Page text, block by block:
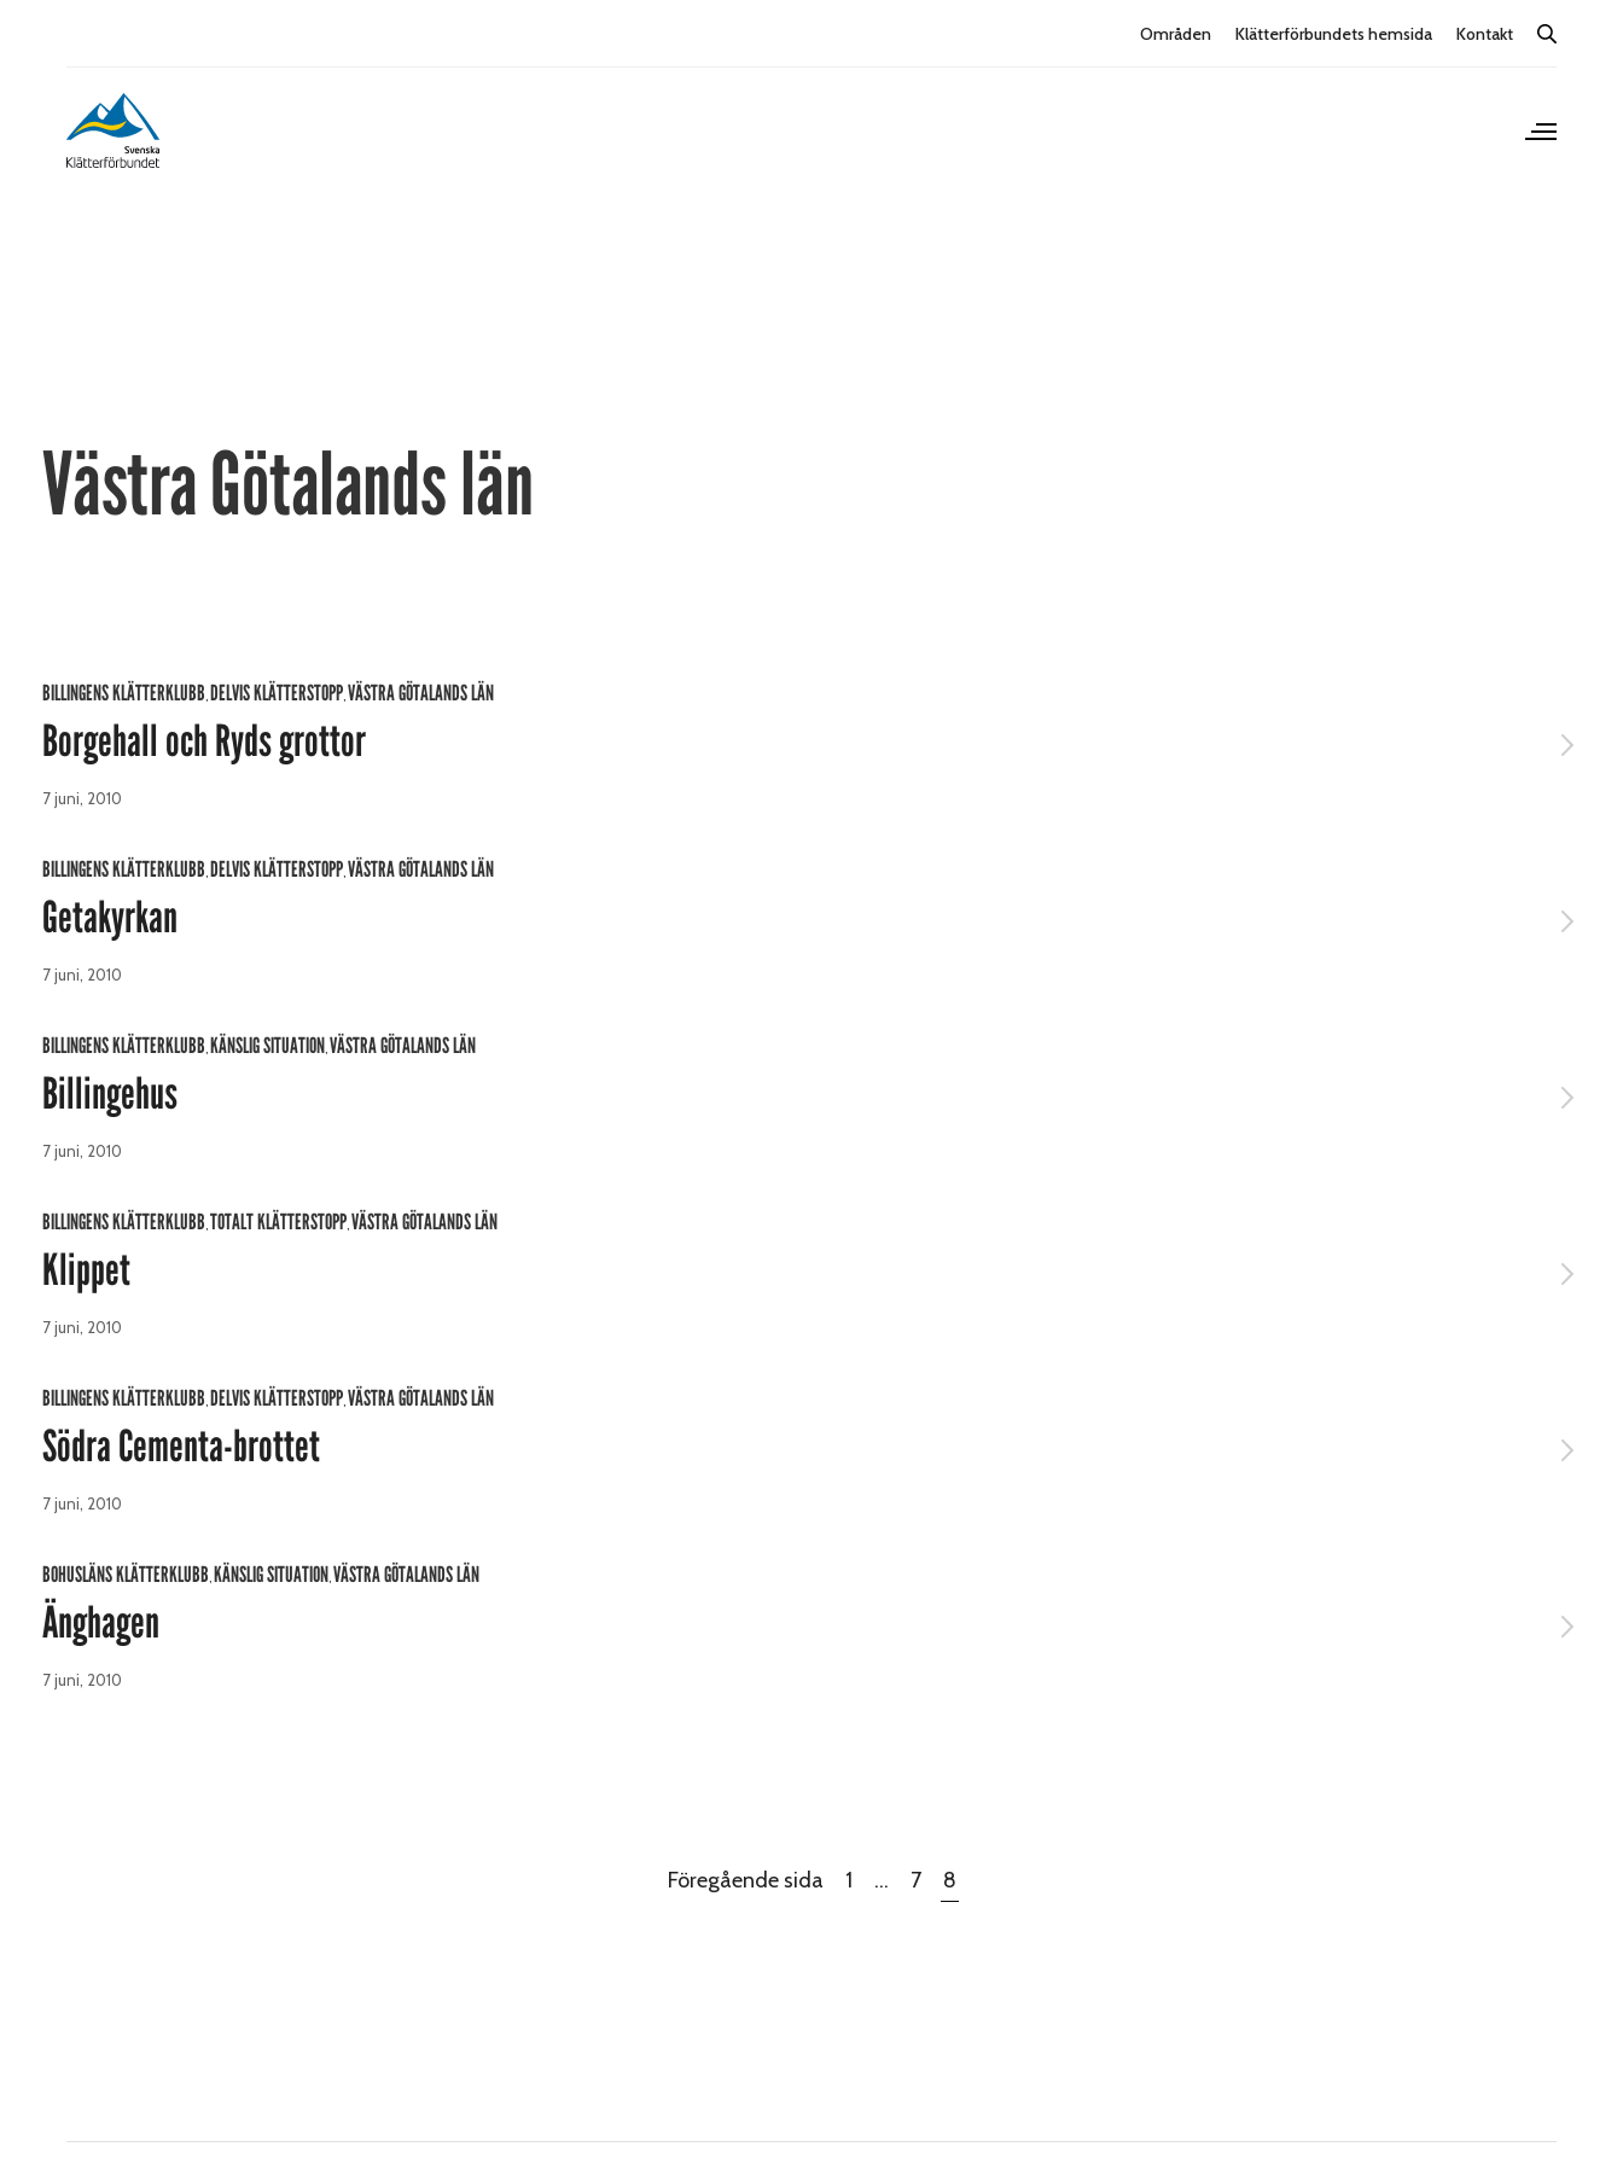
Områden Klätterförbundets hemsida Kontakt
Västra Götalands län
BILLINGENS KLÄTTERKLUBB,DELVIS KLÄTTERSTOPP,VÄSTRA GÖTALANDS LÄN
Borgehall och Ryds grottor
7 juni, 2010
BILLINGENS KLÄTTERKLUBB,DELVIS KLÄTTERSTOPP,VÄSTRA GÖTALANDS LÄN
Getakyrkan
7 juni, 2010
BILLINGENS KLÄTTERKLUBB,KÄNSLIG SITUATION,VÄSTRA GÖTALANDS LÄN
Billingehus
7 juni, 2010
BILLINGENS KLÄTTERKLUBB,TOTALT KLÄTTERSTOPP,VÄSTRA GÖTALANDS LÄN
Klippet
7 juni, 2010
BILLINGENS KLÄTTERKLUBB,DELVIS KLÄTTERSTOPP,VÄSTRA GÖTALANDS LÄN
Södra Cementa-brottet
7 juni, 2010
BOHUSLÄNS KLÄTTERKLUBB,KÄNSLIG SITUATION,VÄSTRA GÖTALANDS LÄN
Änghagen
7 juni, 2010
Föregående sida 1 … 7 8